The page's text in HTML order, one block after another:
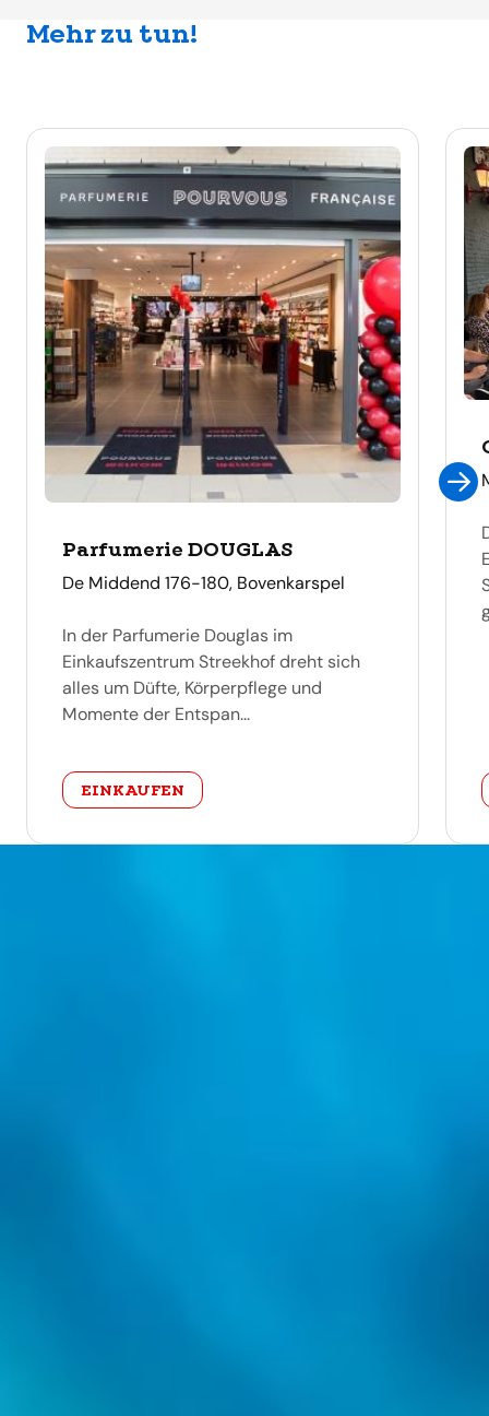
Mehr zu tun!
Parfumerie DOUGLAS
adres
De Middend 176-180, Bovenkarspel
In der Parfumerie Douglas im
Einkaufszentrum Streekhof dreht sich
alles um Düfte, Körperpflege und
Momente der Entspan...
categorie
EINKAUFEN